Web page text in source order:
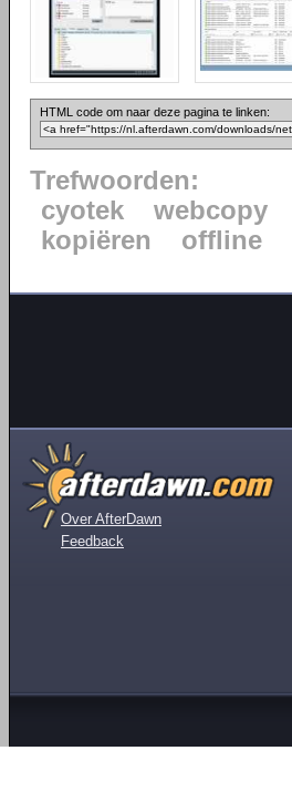
HTML code om naar deze pagina te linken:
Trefwoorden:
cyotek
webcopy
kopiëren
offline
Over AfterDawn
Feedback